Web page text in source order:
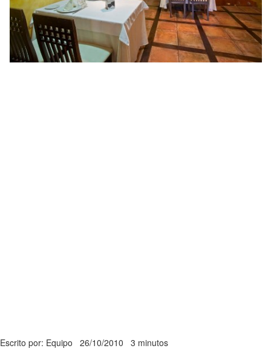
Escrito por: Equipo 26/10/2010 3 minutos